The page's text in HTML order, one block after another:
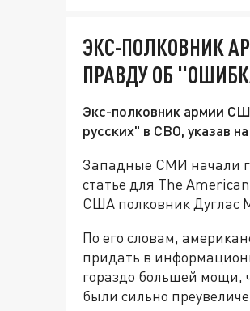
ЭКС-ПОЛКОВНИК
ПРАВДУ ОБ
Экс-полковник армии
русских" в СВО, указав
Западные СМИ начали
статье для The
США полковник Дуглас
По его словам,
придать в
гораздо большей мощи,
были сильно